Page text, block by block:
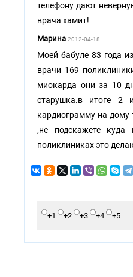
телефону дают
врача хамит!
Марина 2012-04-18
Моей бабуле 83 года
врачи 169
миокарда они за 10
старушка.в итоге 2
кардиограмму на дому
,не подскажете куда
поликлиниках это
+1 +2 +3 +4 +5